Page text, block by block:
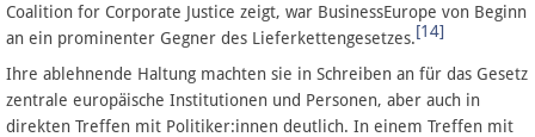
Coalition for Corporate Justice zeigt, war BusinessEurope von Beginn
an ein prominenter Gegner des Lieferkettengesetzes.[14]
Ihre ablehnende Haltung machten sie in Schreiben an für das Gesetz
zentrale europäische Institutionen und Personen, aber auch in
direkten Treffen mit Politiker:innen deutlich. In einem Treffen mit